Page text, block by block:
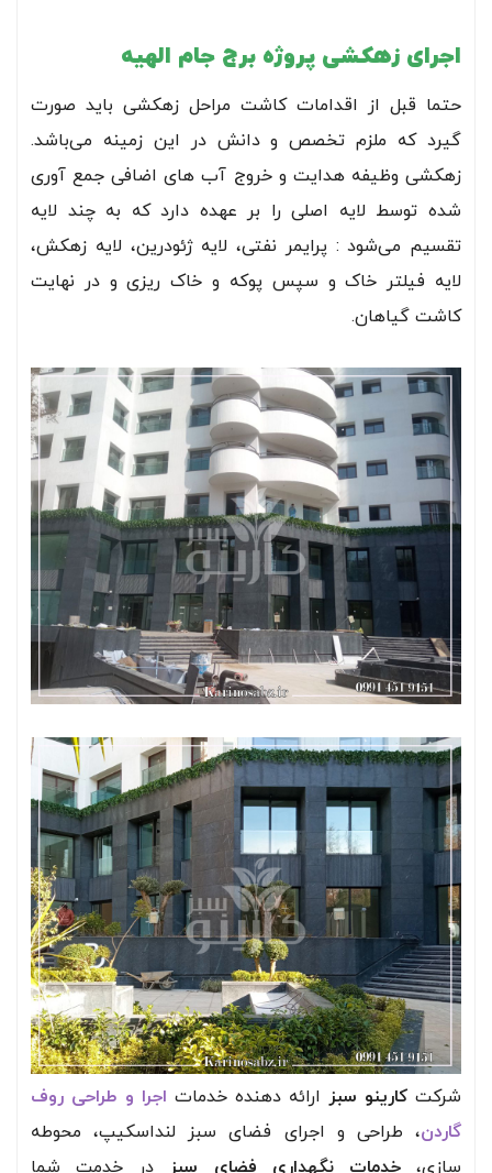
اجرای زهکشی پروژه برج جام الهیه
حتما قبل از اقدامات کاشت مراحل زهکشی باید صورت
گیرد که ملزم تخصص و دانش در این زمینه می‌باشد.
زهکشی وظیفه هدایت و خروج آب های اضافی جمع آوری
شده توسط لایه اصلی را بر عهده دارد که به چند لایه
تقسیم می‌شود : پرایمر نفتی، لایه ژئودرین، لایه زهکش،
لایه فیلتر خاک و سپس پوکه و خاک ریزی و در نهایت
کاشت گیاهان.
شرکت کارینو سبز ارائه دهنده خدمات اجرا و طراحی روف
گاردن، طراحی و اجرای فضای سبز لنداسکیپ، محوطه
سازی،خدمات نگهداری فضای سبز در خدمت شما